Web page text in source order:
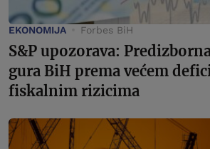
EKONOMIJA Forbes BiH
S&P upozorava:
gura BiH prema većem
fiskalnim rizicima